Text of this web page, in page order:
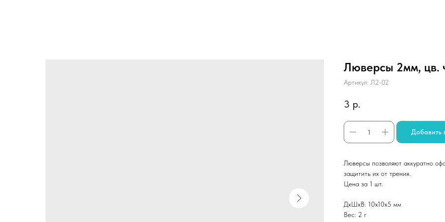
Люверсы 2мм, цв.
Артикул: Л2-02
3 р.
Добавить
Люверсы позволяют аккуратно
защитить их от трения.
Цена за 1 шт.
ДxШxВ: 10x10x5 мм
Вес: 2 г